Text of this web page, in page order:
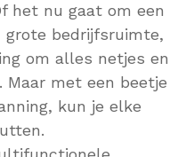
het nu gaat om een
bedrijfsruimte,
om alles netjes en
Maar met een beetje
kun je elke